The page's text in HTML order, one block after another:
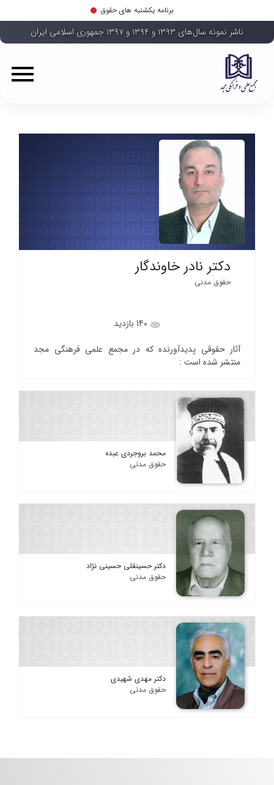
برنامه یکشنبه های حقوق
ناشر نمونه سال‌های ۱۳۹۳ و ۱۳۹۴ و ۱۳۹۷ جمهوری اسلامی ایران
دکتر نادر خاوندگار
حقوق مدنی
آثار حقوقی پدیدآورنده که در مجمع علمی فرهنگی مجد
منتشر شده است :
محمد بروجردی عبده
حقوق مدنی
دکتر حسینقلی حسینی نژاد
حقوق مدنی
دکتر مهدی شهیدی
حقوق مدنی